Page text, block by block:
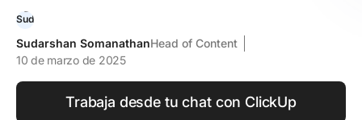
Sudarshan SomanathanHead of Content
10 de marzo de 2025
Trabaja desde tu chat con ClickUp